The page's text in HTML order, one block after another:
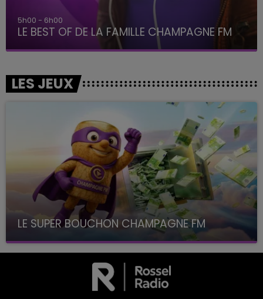
6h00 - 10h00
La Famille
LES JEUX
LE SUPER BOUCHON CHAMPAGNE FM
avec La Famille Champagne FM, à 8H10